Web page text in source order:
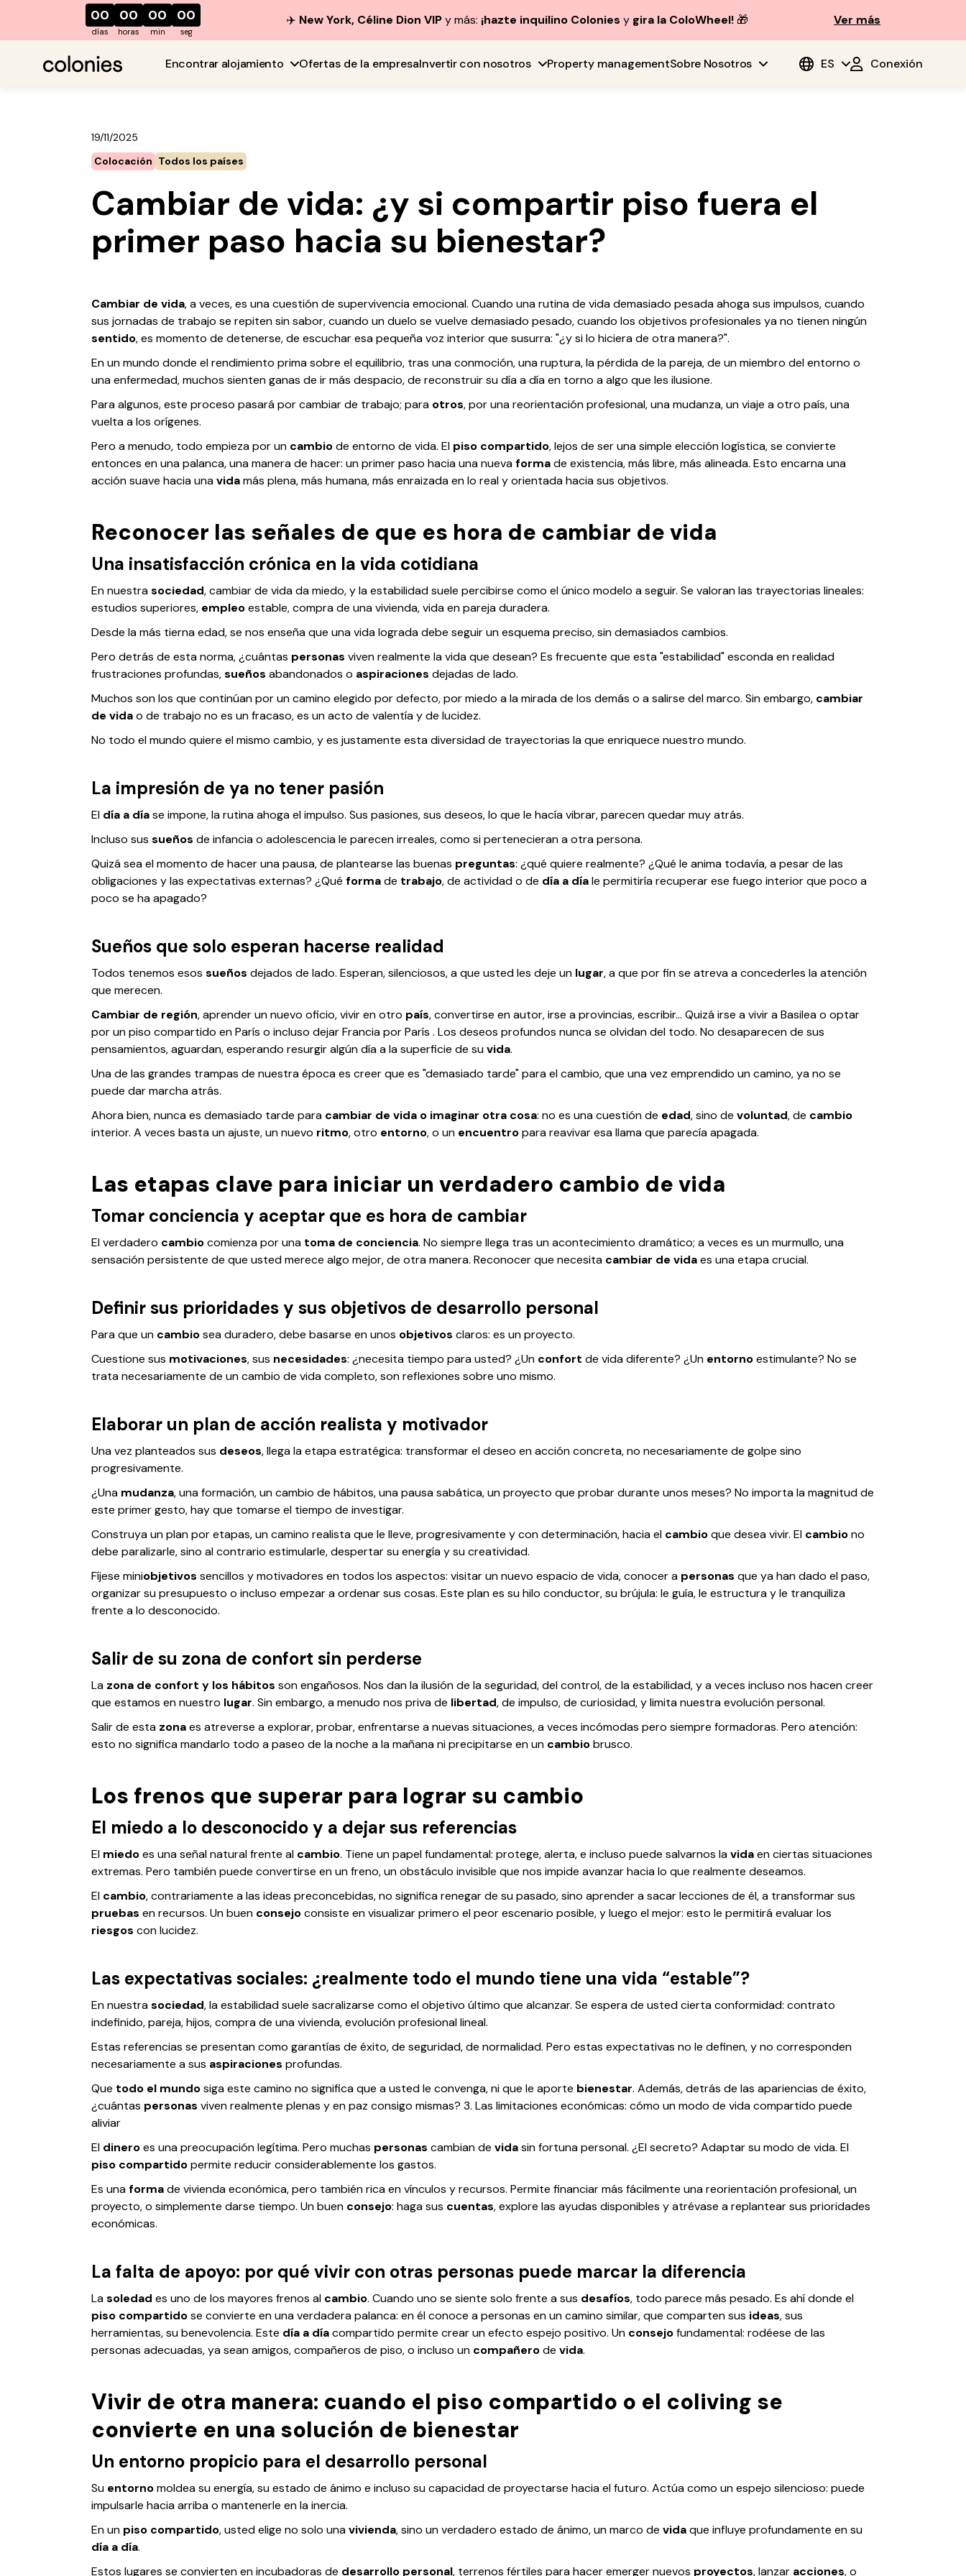
00
días
00
horas
00
min
00
seg
✈️ New York, Céline Dion VIPy más: ¡hazte inquilino Colonies y gira la ColoWheel! 🎁 Ver más
Encontrar alojamiento Ofertas de la empresaInvertir con nosotros Property managementSobre Nosotros ES Conexión
19/11/2025
Colocación Todos los países
Cambiar de vida: ¿y si compartir piso fuera el
primer paso hacia su bienestar?
Cambiar de vida, a veces, es una cuestión de supervivencia emocional. Cuando una rutina de vida demasiado pesada ahoga sus impulsos, cuando
sus jornadas de trabajo se repiten sin sabor, cuando un duelo se vuelve demasiado pesado, cuando los objetivos profesionales ya no tienen ningún
sentido, es momento de detenerse, de escuchar esa pequeña voz interior que susurra: "¿y si lo hiciera de otra manera?".
En un mundo donde el rendimiento prima sobre el equilibrio, tras una conmoción, una ruptura, la pérdida de la pareja, de un miembro del entorno o
una enfermedad, muchos sienten ganas de ir más despacio, de reconstruir su día a día en torno a algo que les ilusione.
Para algunos, este proceso pasará por cambiar de trabajo; para otros, por una reorientación profesional, una mudanza, un viaje a otro país, una
vuelta a los orígenes.
Pero a menudo, todo empieza por un cambiode entorno de vida. El piso compartido, lejos de ser una simple elección logística, se convierte
entonces en una palanca, una manera de hacer: un primer paso hacia una nuevaformade existencia, más libre, más alineada. Esto encarna una
acción suave hacia unavidamás plena, más humana, más enraizada en lo real y orientada hacia sus objetivos.
Reconocer las señales de que es hora de cambiar de vida
Una insatisfacción crónica en la vida cotidiana
En nuestrasociedad, cambiar de vida da miedo, y la estabilidad suele percibirse como el único modelo a seguir. Se valoran las trayectorias lineales:
estudios superiores, empleoestable, compra de una vivienda, vida en pareja duradera.
Desde la más tierna edad, se nos enseña que una vida lograda debe seguir un esquema preciso, sin demasiados cambios.
Pero detrás de esta norma, ¿cuántas personas viven realmente la vida que desean? Es frecuente que esta "estabilidad" esconda en realidad
frustraciones profundas,sueños abandonados o aspiraciones dejadas de lado.
Muchos son los que continúan por un camino elegido por defecto, por miedo a la mirada de los demás o a salirse del marco. Sin embargo, cambiar
de vidao de trabajo no es un fracaso, es un acto de valentía y de lucidez.
No todo el mundo quiere el mismo cambio, y es justamente esta diversidad de trayectorias la que enriquece nuestro mundo.
La impresión de ya no tener pasión
El día a díase impone, la rutina ahoga el impulso. Sus pasiones, sus deseos, lo que le hacía vibrar, parecen quedar muy atrás.
Incluso sus sueños de infancia o adolescencia le parecen irreales, como si pertenecieran a otra persona.
Quizá sea el momento de hacer una pausa, de plantearse las buenas preguntas: ¿qué quiere realmente? ¿Qué le anima todavía, a pesar de las
obligaciones y las expectativas externas? ¿Qué formade trabajo, de actividad o de día a díale permitiría recuperar ese fuego interior que poco a
poco se ha apagado?
Sueños que solo esperan hacerse realidad
Todos tenemos esos sueños dejados de lado. Esperan, silenciosos, a que usted les deje un lugar, a que por fin se atreva a concederles la atención
que merecen.
Cambiar de región, aprender un nuevo oficio, vivir en otro país, convertirse en autor, irse a provincias, escribir… Quizá irse a vivir a Basileao optar
por un piso compartido en París o incluso dejar Francia por París . Los deseos profundos nunca se olvidan del todo. No desaparecen de sus
pensamientos, aguardan, esperando resurgir algún día a la superficie de suvida.
Una de las grandes trampas de nuestra época es creer que es "demasiado tarde" para el cambio, que una vez emprendido un camino, ya no se
puede dar marcha atrás.
Ahora bien, nunca es demasiado tarde para cambiar de vida o imaginar otra cosa: no es una cuestión de edad, sino de voluntad, de cambio
interior. A veces basta un ajuste, un nuevo ritmo, otro entorno, o un encuentropara reavivar esa llama que parecía apagada.
Las etapas clave para iniciar un verdadero cambio de vida
Tomar conciencia y aceptar que es hora de cambiar
El verdadero cambiocomienza por una toma de conciencia. No siempre llega tras un acontecimiento dramático; a veces es un murmullo, una
sensación persistente de que usted merece algo mejor, de otra manera. Reconocer que necesita cambiar de vidaes una etapa crucial.
Definir sus prioridades y sus objetivos de desarrollo personal
Para que un cambiosea duradero, debe basarse en unos objetivos claros: es un proyecto.
Cuestione sus motivaciones, sus necesidades: ¿necesita tiempo para usted? ¿Un confort de vida diferente? ¿Un entornoestimulante? No se
trata necesariamente de un cambio de vida completo, son reflexiones sobre uno mismo.
Elaborar un plan de acción realista y motivador
Una vez planteados sus deseos, llega la etapa estratégica: transformar el deseo en acción concreta, no necesariamente de golpe sino
progresivamente.
¿Una mudanza, una formación, un cambio de hábitos, una pausa sabática, un proyecto que probar durante unos meses? No importa la magnitud de
este primer gesto, hay que tomarse el tiempo de investigar.
Construya un plan por etapas, un camino realista que le lleve, progresivamente y con determinación, hacia el cambioque desea vivir. El cambiono
debe paralizarle, sino al contrario estimularle, despertar su energía y su creatividad.
Fíjese miniobjetivos sencillos y motivadores en todos los aspectos: visitar un nuevo espacio de vida, conocer a personas que ya han dado el paso,
organizar su presupuesto o incluso empezar a ordenar sus cosas. Este plan es su hilo conductor, su brújula: le guía, le estructura y le tranquiliza
frente a lo desconocido.
Salir de su zona de confort sin perderse
La zona de confort y los hábitos son engañosos. Nos dan la ilusión de la seguridad, del control, de la estabilidad, y a veces incluso nos hacen creer
que estamos en nuestro lugar. Sin embargo, a menudo nos priva de libertad, de impulso, de curiosidad, y limita nuestra evolución personal.
Salir de esta zonaes atreverse a explorar, probar, enfrentarse a nuevas situaciones, a veces incómodas pero siempre formadoras. Pero atención:
esto no significa mandarlo todo a paseo de la noche a la mañana ni precipitarse en un cambiobrusco.
Los frenos que superar para lograr su cambio
El miedo a lo desconocido y a dejar sus referencias
El miedoes una señal natural frente al cambio. Tiene un papel fundamental: protege, alerta, e incluso puede salvarnos lavidaen ciertas situaciones
extremas. Pero también puede convertirse en un freno, un obstáculo invisible que nos impide avanzar hacia lo que realmente deseamos.
El cambio, contrariamente a las ideas preconcebidas, no significa renegar de su pasado, sino aprender a sacar lecciones de él, a transformar sus
pruebas en recursos. Un buen consejoconsiste en visualizar primero el peor escenario posible, y luego el mejor: esto le permitirá evaluar los
riesgos con lucidez.
Las expectativas sociales: ¿realmente todo el mundo tiene una vida “estable”?
En nuestrasociedad, la estabilidad suele sacralizarse como el objetivo último que alcanzar. Se espera de usted cierta conformidad: contrato
indefinido, pareja, hijos, compra de una vivienda, evolución profesional lineal.
Estas referencias se presentan como garantías de éxito, de seguridad, de normalidad. Pero estas expectativas no le definen, y no corresponden
necesariamente a sus aspiraciones profundas.
Que todo el mundosiga este camino no significa que a usted le convenga, ni que le aporte bienestar. Además, detrás de las apariencias de éxito,
¿cuántas personas viven realmente plenas y en paz consigo mismas? 3. Las limitaciones económicas: cómo un modo de vida compartido puede
aliviar
El dineroes una preocupación legítima. Pero muchas personas cambian de vidasin fortuna personal. ¿El secreto? Adaptar su modo de vida. El
piso compartidopermite reducir considerablemente los gastos.
Es unaformade vivienda económica, pero también rica en vínculos y recursos. Permite financiar más fácilmente una reorientación profesional, un
proyecto, o simplemente darse tiempo. Un buen consejo: haga sus cuentas, explore las ayudas disponibles y atrévase a replantear sus prioridades
económicas.
La falta de apoyo: por qué vivir con otras personas puede marcar la diferencia
Lasoledad es uno de los mayores frenos al cambio. Cuando uno se siente solo frente a sus desafíos, todo parece más pesado. Es ahí donde el
piso compartidose convierte en una verdadera palanca: en él conoce a personas en un camino similar, que comparten sus ideas, sus
herramientas, su benevolencia. Este día a díacompartido permite crear un efecto espejo positivo. Un consejofundamental: rodéese de las
personas adecuadas, ya sean amigos, compañeros de piso, o incluso un compañerode vida.
Vivir de otra manera: cuando el piso compartido o el coliving se
convierte en una solución de bienestar
Un entorno propicio para el desarrollo personal
Su entornomoldea su energía, su estado de ánimo e incluso su capacidad de proyectarse hacia el futuro. Actúa como un espejo silencioso: puede
impulsarle hacia arriba o mantenerle en la inercia.
En un piso compartido, usted elige no solo unavivienda, sino un verdadero estado de ánimo, un marco de vidaque influye profundamente en su
día a día.
Estos lugares se convierten en incubadoras de desarrollo personal, terrenos fértiles para hacer emerger nuevos proyectos, lanzar acciones, o